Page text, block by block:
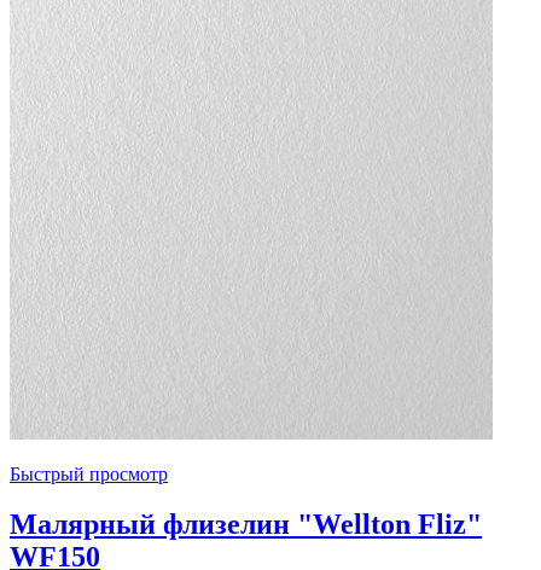
Быстрый просмотр
Малярный флизелин "Wellton Fliz"
WF150